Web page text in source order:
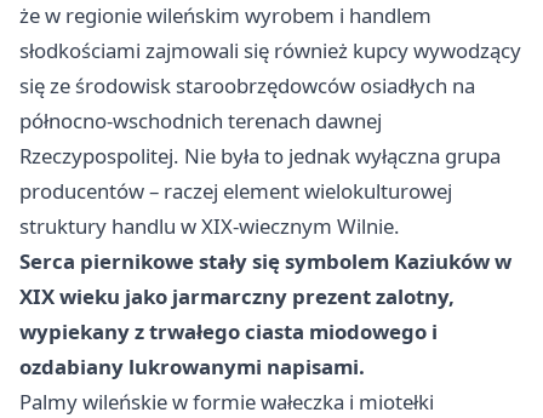
że w regionie wileńskim wyrobem i handlem
słodkościami zajmowali się również kupcy wywodzący
się ze środowisk staroobrzędowców osiadłych na
północno-wschodnich terenach dawnej
Rzeczypospolitej. Nie była to jednak wyłączna grupa
producentów – raczej element wielokulturowej
struktury handlu w XIX-wiecznym Wilnie.
Serca piernikowe stały się symbolem Kaziuków w
XIX wieku jako jarmarczny prezent zalotny,
wypiekany z trwałego ciasta miodowego i
ozdabiany lukrowanymi napisami.
Palmy wileńskie w formie wałeczka i miotełki